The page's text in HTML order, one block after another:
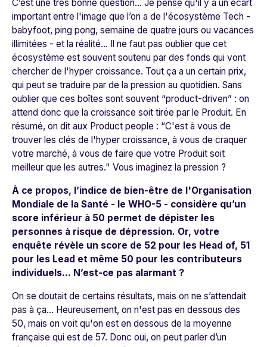
C’est une très bonne question… Je pense qu'il y a un écart
important entre l'image que l’on a de l'écosystème Tech -
babyfoot, ping pong, semaine de quatre jours ou vacances
illimitées - et la réalité... Il ne faut pas oublier que cet
écosystème est souvent soutenu par des fonds qui vont
chercher de l'hyper croissance. Tout ça a un certain prix,
qui peut se traduire par de la pression au quotidien. Sans
oublier que ces boîtes sont souvent “product-driven” : on
attend donc que la croissance soit tirée par le Produit. En
résumé, on dit aux Product people : “C'est à vous de
trouver les clés de l'hyper croissance, à vous de craquer
votre marché, à vous de faire que votre Produit soit
meilleur que les autres." Vous imaginez la pression ?
À ce propos, l ’indice de bien-être de l'Organisation
Mondiale de la Santé - le WHO-5 - considère qu’un
score inférieur à 50 permet de dépister les
personnes à risque de dépression. Or, votre
enquête révèle un score de 52 pour les Head of, 51
pour les Lead et même 50 pour les contributeurs
individuels… N’est-ce pas alarmant ?
On se doutait de certains résultats, mais on ne s’attendait
pas à ça… Heureusement, on n'est pas en dessous des
50, mais on voit qu'on est en dessous de la moyenne
française qui est de 57. Donc oui, on peut parler d’un